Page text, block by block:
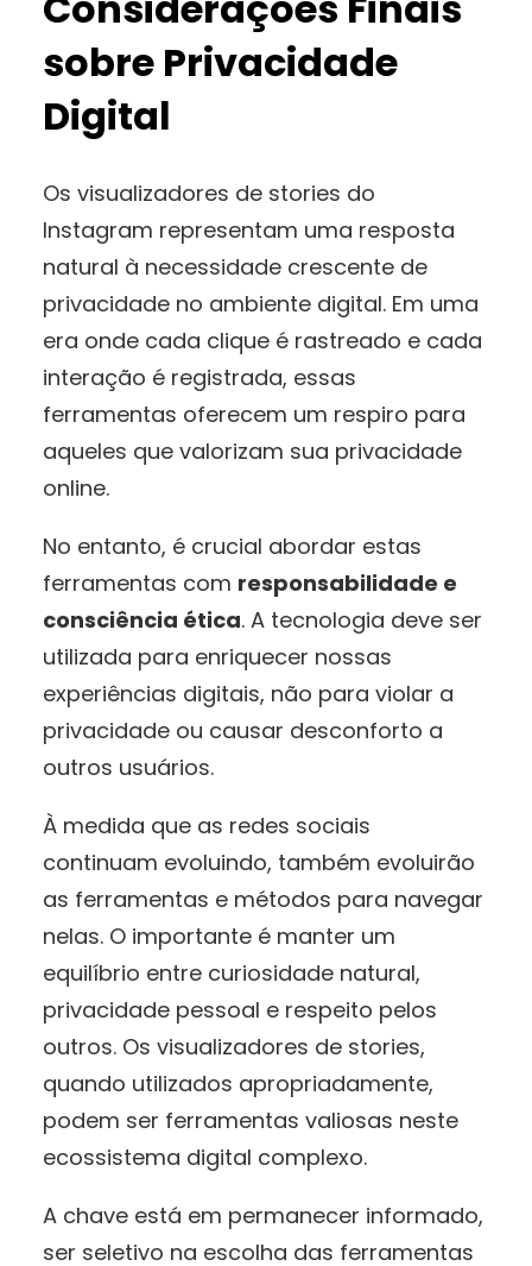
sobre Privacidade
Digital
Os visualizadores de stories do
Instagram representam uma resposta
natural à necessidade crescente de
privacidade no ambiente digital. Em uma
era onde cada clique é rastreado e cada
interação é registrada, essas
ferramentas oferecem um respiro para
aqueles que valorizam sua privacidade
online.
No entanto, é crucial abordar estas
ferramentas com responsabilidade e
consciência ética. A tecnologia deve ser
utilizada para enriquecer nossas
experiências digitais, não para violar a
privacidade ou causar desconforto a
outros usuários.
À medida que as redes sociais
continuam evoluindo, também evoluirão
as ferramentas e métodos para navegar
nelas. O importante é manter um
equilíbrio entre curiosidade natural,
privacidade pessoal e respeito pelos
outros. Os visualizadores de stories,
quando utilizados apropriadamente,
podem ser ferramentas valiosas neste
ecossistema digital complexo.
A chave está em permanecer informado,
ser seletivo na escolha das ferramentas